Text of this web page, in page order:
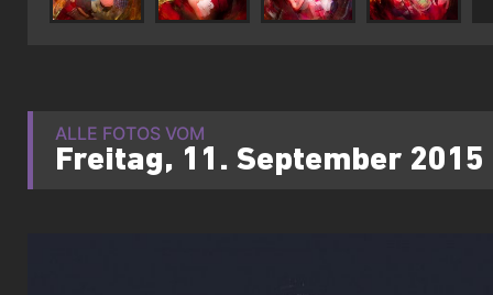
ALLE FOTOS VOM
Freitag, 11. September 2015